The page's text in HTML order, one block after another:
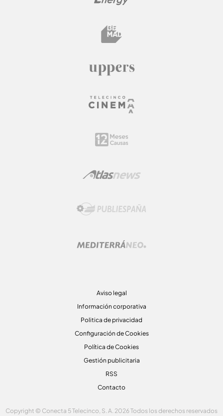
Aviso legal
Información corporativa
Politica de privacidad
Configuración de Cookies
Política de Cookies
Gestión publicitaria
RSS
Contacto
Copyright © Conecta 5 Telecinco, S. A. 2026 Todos los derechos reservados